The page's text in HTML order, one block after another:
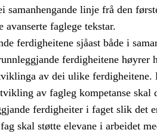
linje frå den
faglege tekstar.
ferdigheitene sjåast både i
ferdigheitene høyrer
av dei ulike ferdigheitene.
av fagleg kompetanse skal
ferdigheiter i faget slik det
skal støtte elevane i arbeidet